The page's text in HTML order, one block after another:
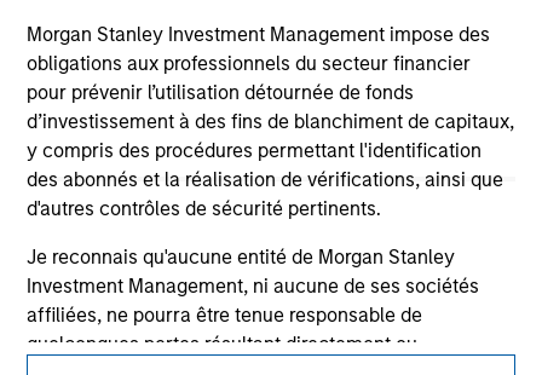
Morgan Stanley Investment Management impose des
obligations aux professionnels du secteur financier
pour prévenir l’utilisation détournée de fonds
d’investissement à des fins de blanchiment de capitaux,
y compris des procédures permettant l'identification
des abonnés et la réalisation de vérifications, ainsi que
d'autres contrôles de sécurité pertinents.
Je reconnais qu'aucune entité de Morgan Stanley
Investment Management, ni aucune de ses sociétés
affiliées, ne pourra être tenue responsable de
quelconques pertes résultant directement ou
Morgan Stanley